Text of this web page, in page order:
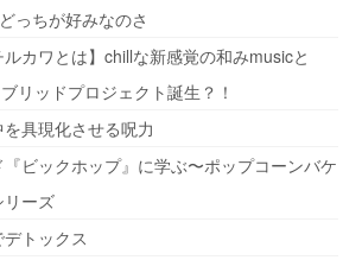
っちが好みなのさ
カワとは】chillな新感覚の和みmusicと
リッドプロジェクト誕生？！
具現化させる呪力
ビックホップ』に学ぶ〜ポップコーンバケ
リーズ
トックス